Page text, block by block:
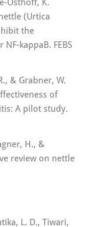
Osthoff, K.
(Urtica
the
kappaB. FEBS
& Grabner, W.
of
A pilot study.
H., &
review on nettle
L. D., Tiwari,